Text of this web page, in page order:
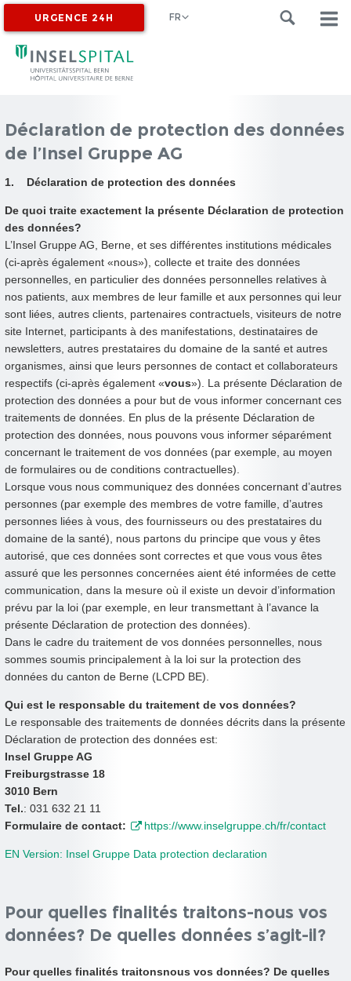
MYINSEL
URGENCE 24H FR
Déclaration de protection des données
de l’Insel Gruppe AG
1. Déclaration de protection des données
De quoi traite exactement la présente Déclaration de protection
des données?
L’Insel Gruppe AG, Berne, et ses différentes institutions médicales
(ci-après également «nous»), collecte et traite des données
personnelles, en particulier des données personnelles relatives à
nos patients, aux membres de leur famille et aux personnes qui leur
sont liées, autres clients, partenaires contractuels, visiteurs de notre
site Internet, participants à des manifestations, destinataires de
newsletters, autres prestataires du domaine de la santé et autres
organismes, ainsi que leurs personnes de contact et collaborateurs
respectifs (ci-après également «vous»). La présente Déclaration de
protection des données a pour but de vous informer concernant ces
traitements de données. En plus de la présente Déclaration de
protection des données, nous pouvons vous informer séparément
concernant le traitement de vos données (par exemple, au moyen
de formulaires ou de conditions contractuelles).
Lorsque vous nous communiquez des données concernant d’autres
personnes (par exemple des membres de votre famille, d’autres
personnes liées à vous, des fournisseurs ou des prestataires du
domaine de la santé), nous partons du principe que vous y êtes
autorisé, que ces données sont correctes et que vous vous êtes
assuré que les personnes concernées aient été informées de cette
communication, dans la mesure où il existe un devoir d’information
prévu par la loi (par exemple, en leur transmettant à l’avance la
présente Déclaration de protection des données).
Dans le cadre du traitement de vos données personnelles, nous
sommes soumis principalement à la loi sur la protection des
données du canton de Berne (LCPD BE).
Qui est le responsable du traitement de vos données?
Le responsable des traitements de données décrits dans la présente
Déclaration de protection des données est:
Insel Gruppe AG
Freiburgstrasse 18
3010 Bern
Tel.: 031 632 21 11
Formulaire de contact:
https://www.inselgruppe.ch/fr/contact
EN Version: Insel Gruppe Data protection declaration
Pour quelles finalités traitons-nous vos
données? De quelles données s’agit-il?
Pour quelles finalités traitonsnous vos données? De quelles